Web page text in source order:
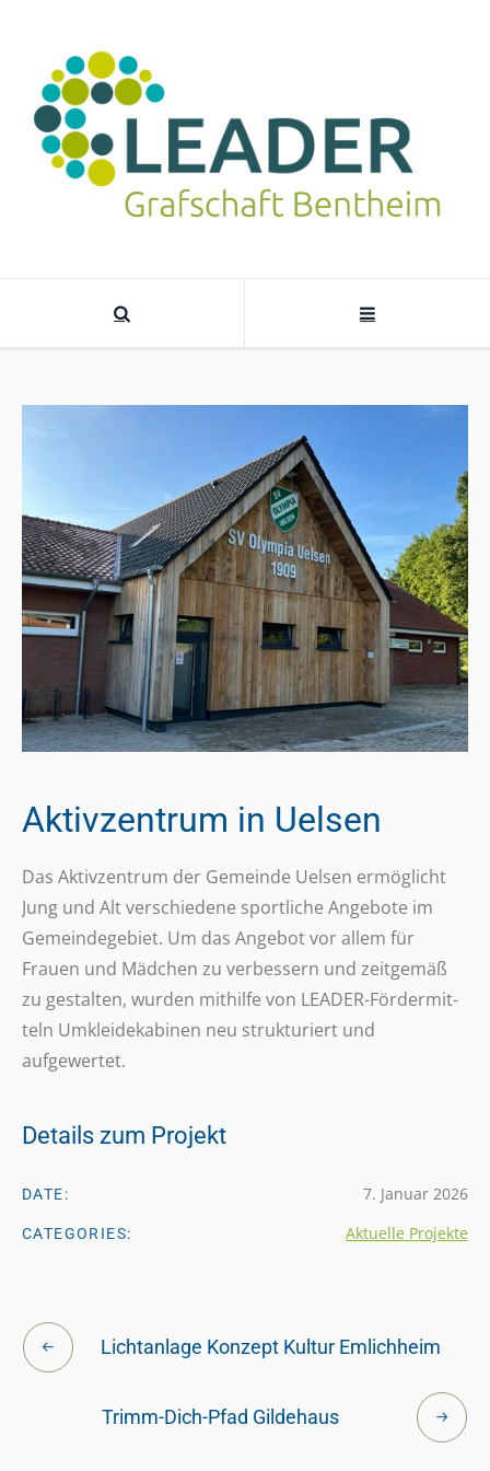
Details zum Projekt
DATE: 7. Januar 2026
CATEGORIES: Aktuelle Projekte
Aktivzentrum in Uelsen
Das Aktiv­zen­trum der Gemeinde Uelsen ermög­licht
Jung und Alt verschie­dene sport­li­che Ange­bote im
Gemein­de­ge­biet. Um das Angebot vor allem für
Frauen und Mädchen zu verbes­sern und zeit­ge­mäß
zu gestal­ten, wurden mithilfe von LEADER-Förder­mit­
teln Umklei­de­ka­bi­nen neu struk­tu­riert und
aufgewertet.
Lichtanlage Konzept Kultur Emlichheim
Trimm-Dich-Pfad Gildehaus